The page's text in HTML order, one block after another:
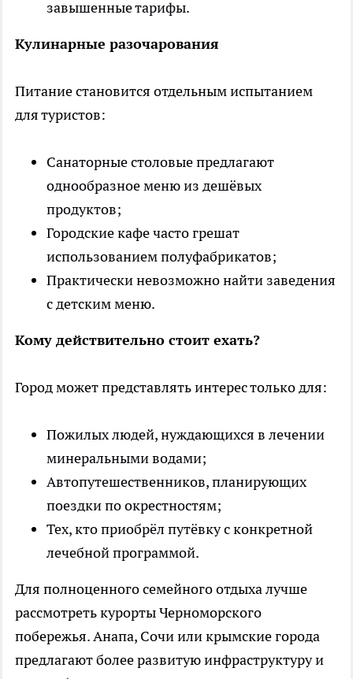
завышенные тарифы.
Кулинарные разочарования
Питание становится отдельным испытанием
для туристов:
Санаторные столовые предлагают
однообразное меню из дешёвых
продуктов;
Городские кафе часто грешат
использованием полуфабрикатов;
Практически невозможно найти заведения
с детским меню.
Кому действительно стоит ехать?
Город может представлять интерес только для:
Пожилых людей, нуждающихся в лечении
минеральными водами;
Автопутешественников, планирующих
поездки по окрестностям;
Тех, кто приобрёл путёвку с конкретной
лечебной программой.
Для полноценного семейного отдыха лучше
рассмотреть курорты Черноморского
побережья. Анапа, Сочи или крымские города
предлагают более развитую инфраструктуру и